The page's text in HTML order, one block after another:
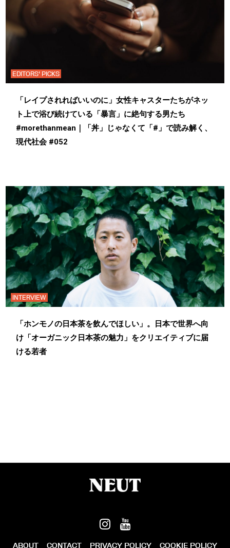
EDITORS' PICKS
「レイプされればいいのに」女性キャスターたちがネッ
ト上で浴び続けている「暴言」に絶句する男たち
#morethanmean｜「丼」じゃなくて「#」で読み解く、
現代社会 #052
INTERVIEW
「ホンモノの日本茶を飲んでほしい」。日本で世界へ向
け「オーガニック日本茶の魅力」をクリエイティブに届
ける若者
ABOUT CONTACT PRIVACY POLICY COOKIE POLICY